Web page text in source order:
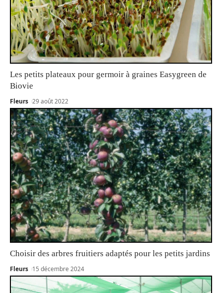
Les petits plateaux pour germoir à graines Easygreen de
Biovie
Fleurs 29 août 2022
Choisir des arbres fruitiers adaptés pour les petits jardins
Fleurs 15 décembre 2024